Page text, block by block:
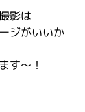
影は
ジがいいか
す～！